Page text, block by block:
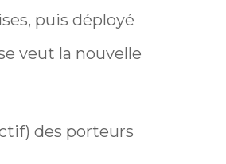
puis déployé
veut la nouvelle
des porteurs